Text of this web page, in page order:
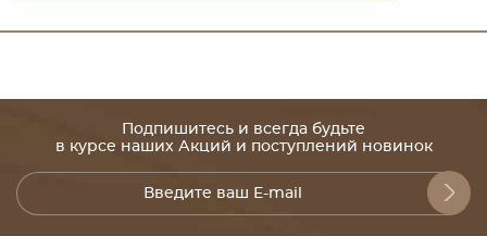
Подпишитесь и всегда будьте
в курсе наших Акций и поступлений новинок